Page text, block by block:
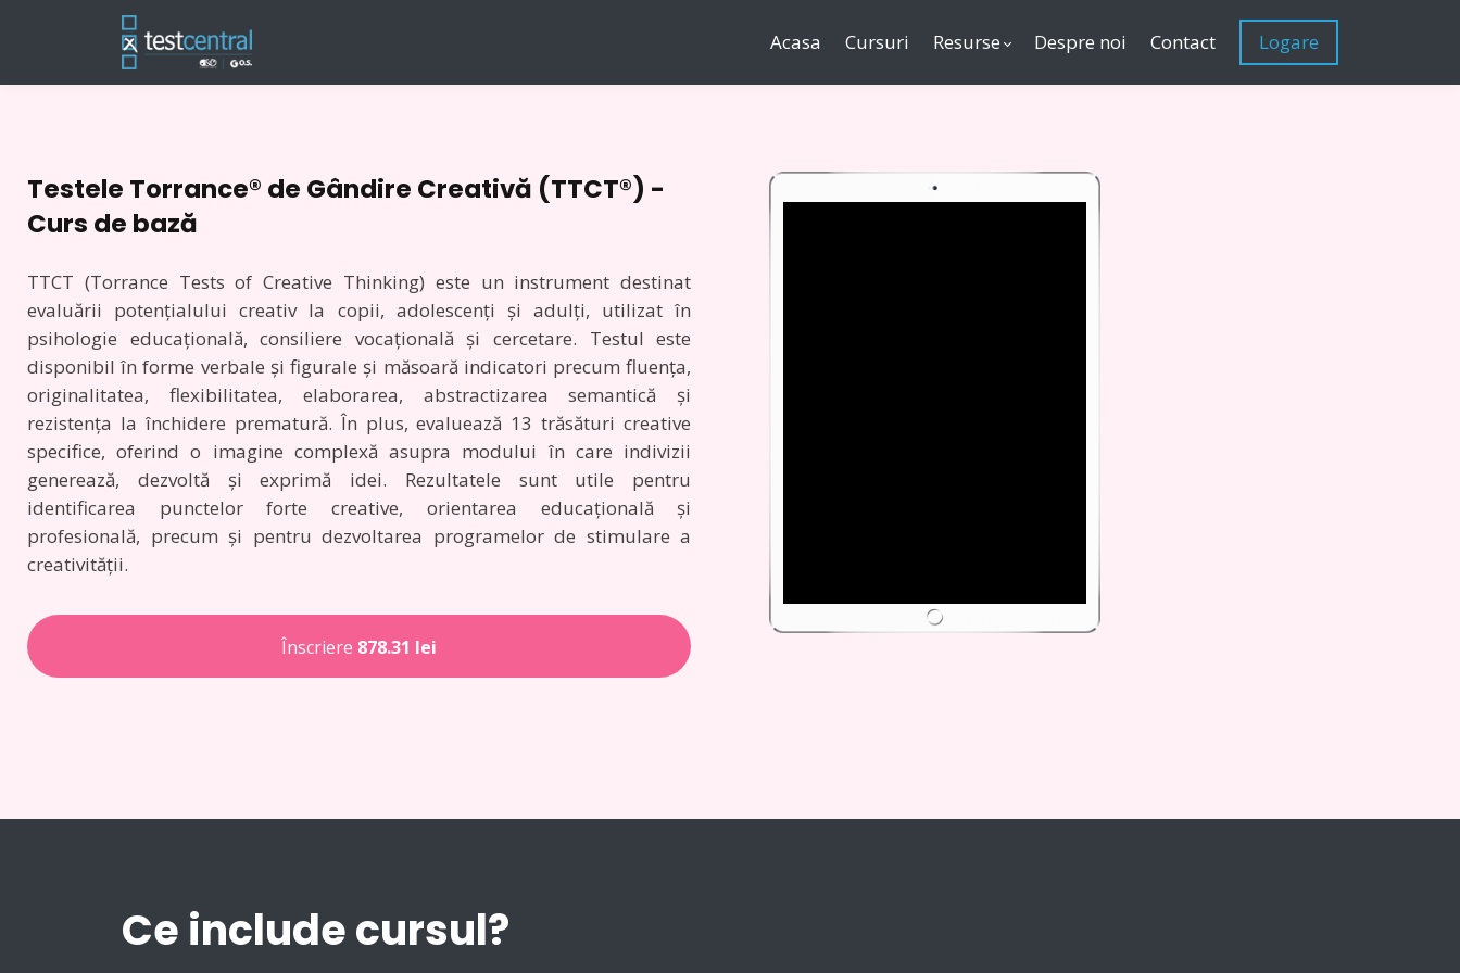
Acasa Cursuri Resurse Despre noi Contact Logare
Testele Torrance® de Gândire Creativă (TTCT®) -
Curs de bază
TTCT (Torrance Tests of Creative Thinking) este un instrument destinat
evaluării potențialului creativ la copii, adolescenți și adulți, utilizat în
psihologie educațională, consiliere vocațională și cercetare. Testul este
disponibil în forme verbale și figurale și măsoară indicatori precum fluența,
originalitatea, flexibilitatea, elaborarea, abstractizarea semantică și
rezistența la închidere prematură. În plus, evaluează 13 trăsături creative
specifice, oferind o imagine complexă asupra modului în care indivizii
generează, dezvoltă și exprimă idei. Rezultatele sunt utile pentru
identificarea punctelor forte creative, orientarea educațională și
profesională, precum și pentru dezvoltarea programelor de stimulare a
creativității.
Înscriere 878.31 lei
Ce include cursul?